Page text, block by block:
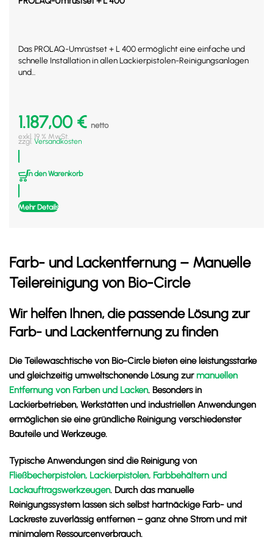
Das PROLAQ-Umrüstset + L 400 ermöglicht eine einfache und
schnelle Installation in allen Lackierpistolen-Reinigungsanlagen
und...
1.187,00 € netto
exkl. 19 % MwSt.
zzgl. Versandkosten
In den Warenkorb
Mehr Details
Farb- und Lackentfernung – Manuelle
Teilereinigung von Bio-Circle
Wir helfen Ihnen, die passende Lösung zur
Farb- und Lackentfernung zu finden
DieTeilewaschtische von Bio-Circlebieten eine leistungsstarke
und gleichzeitig umweltschonende Lösung zurmanuellen
Entfernung von Farben und Lacken. Besonders in
Lackierbetrieben, Werkstätten und industriellen Anwendungen
ermöglichen sie eine gründliche Reinigung verschiedenster
Bauteile und Werkzeuge.
Typische Anwendungen sind die Reinigung von
Fließbecherpistolen, Lackierpistolen, Farbbehältern und
Lackauftragswerkzeugen. Durch das manuelle
Reinigungssystem lassen sich selbst hartnäckige Farb- und
Lackreste zuverlässig entfernen – ganz ohne Strom und mit
minimalem Ressourcenverbrauch.